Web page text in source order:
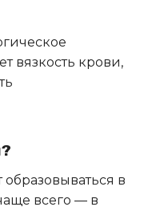
вязкость крови,
в
всего — в